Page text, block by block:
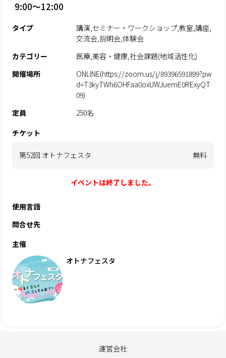
9:00～12:00
タイプ
講演,セミナー・ワークショップ,教室,講座,
交流会,説明会,体験会
カテゴリー
医療,美容・健康,社会課題(地域活性化)
開催場所
ONLINE(https://zoom.us/j/89396591899?pw
d=T3kyTWh6OHFaa0oxUWJuemE0RExyQT
09)
定員
250名
チケット
第52回 オトナフェスタ 無料
イベントは終了しました。
使用言語
問合せ先
主催
オトナフェスタ
運営会社